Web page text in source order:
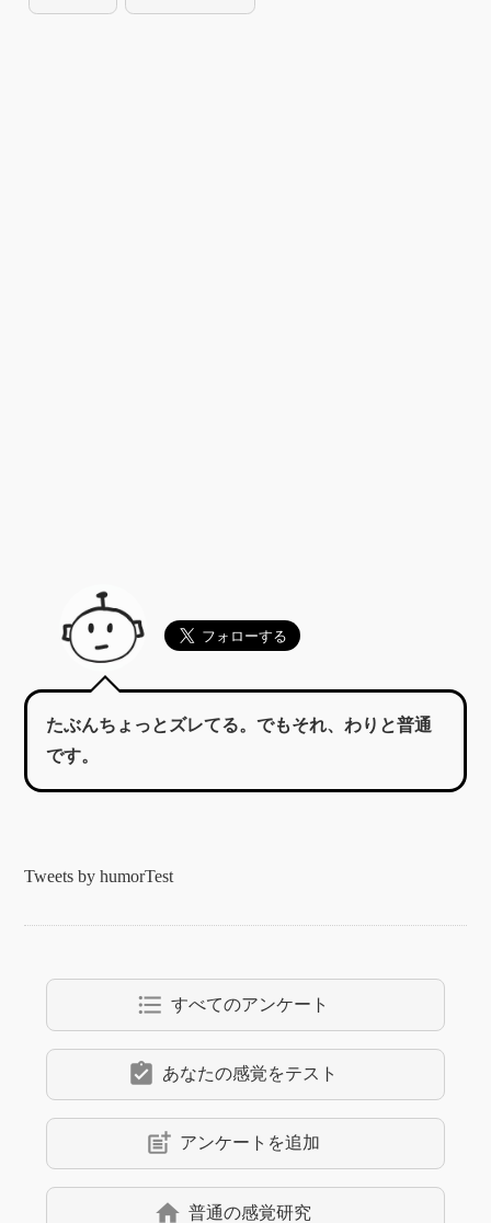
たぶんちょっとズレてる。でもそれ、わりと普通
です。
Tweets by humorTest
format_list_bulleted すべてのアンケート
assignment_turned_in あなたの感覚をテスト
post_add アンケートを追加
home 普通の感覚研究